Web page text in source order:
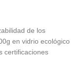
de los
en vidrio ecológico
certificaciones